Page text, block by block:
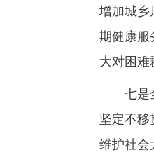
增加城乡
期健康服
大对困难
七是全
坚定不移
维护社会